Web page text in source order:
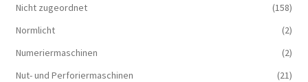
Nicht zugeordnet
(158)
Normlicht
(2)
Numeriermaschinen
(2)
Nut- und Perforiermaschinen
(21)